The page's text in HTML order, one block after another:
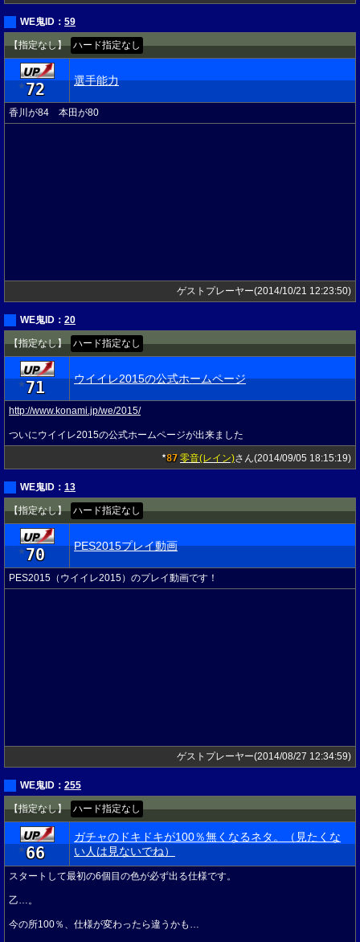
WE鬼ID： 59
【指定なし】 ハード指定なし
★72 選手能力
香川が84 本田が80
ゲストプレーヤー(2014/10/21 12:23:50)
WE鬼ID： 20
【指定なし】 ハード指定なし
★71 ウイイレ2015の公式ホームページ
http://www.konami.jp/we/2015/
ついにウイイレ2015の公式ホームページが出来ました
★87 零音(レイン)さん(2014/09/05 18:15:19)
WE鬼ID： 13
【指定なし】 ハード指定なし
★70 PES2015プレイ動画
PES2015（ウイイレ2015）のプレイ動画です！
ゲストプレーヤー(2014/08/27 12:34:59)
WE鬼ID： 255
【指定なし】 ハード指定なし
★66
ガチャのドキドキが100％無くなるネタ。（見たくな
い人は見ないでね）
スタートして最初の6個目の色が必ず出る仕様です。
乙…。
今の所100％、仕様が変わったら違うかも…